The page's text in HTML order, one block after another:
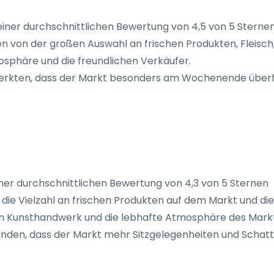
durchschnittlichen Bewertung von 4,5 von 5
von der großen Auswahl an frischen Produkten,
und die freundlichen Verkäufer.
dass der Markt besonders am Wochenende
durchschnittlichen Bewertung von 4,3 von 5 Sternen
Vielzahl an frischen Produkten auf dem Markt und
Kunsthandwerk und die lebhafte Atmosphäre des
dass der Markt mehr Sitzgelegenheiten und